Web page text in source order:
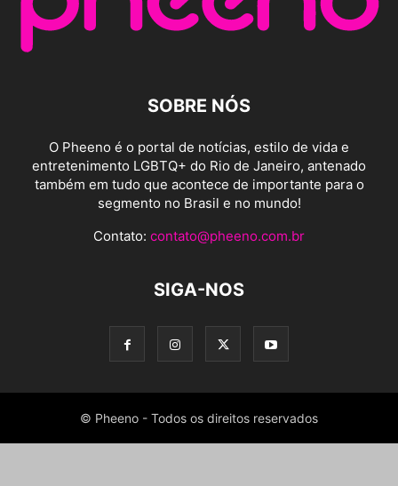
SOBRE NÓS
O Pheeno é o portal de notícias, estilo de vida e
entretenimento LGBTQ+ do Rio de Janeiro, antenado
também em tudo que acontece de importante para o
segmento no Brasil e no mundo!
Contato: contato@pheeno.com.br
SIGA-NOS
© Pheeno - Todos os direitos reservados